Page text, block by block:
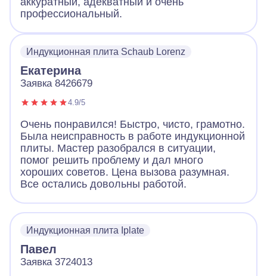
профессиональный.
Индукционная плита Schaub Lorenz
Екатерина
Заявка 8426679
4.9/5
Очень понравился! Быстро, чисто, грамотно.
Была неисправность в работе индукционной
плиты. Мастер разобрался в ситуации,
помог решить проблему и дал много
хороших советов. Цена вызова разумная.
Все остались довольны работой.
Индукционная плита Iplate
Павел
Заявка 3724013